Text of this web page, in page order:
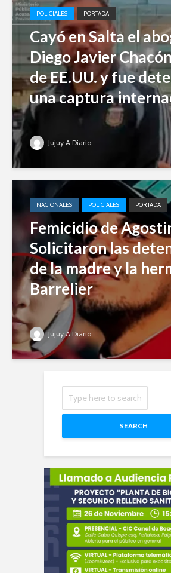
POLICIALES PORTADA
Cayó en Salta el
Diego Javier
de EE.UU. y fue
una captura
Jujuy A Diario
NACIONALES POLICIALES PORTADA
Femicidio de
Solicitaron las
de la madre y la
Barrelier
Jujuy A Diario
SEARCH